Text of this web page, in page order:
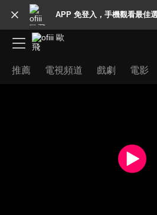
APP 免登入，手機觀看最佳
推薦 電視頻道 戲劇 電影